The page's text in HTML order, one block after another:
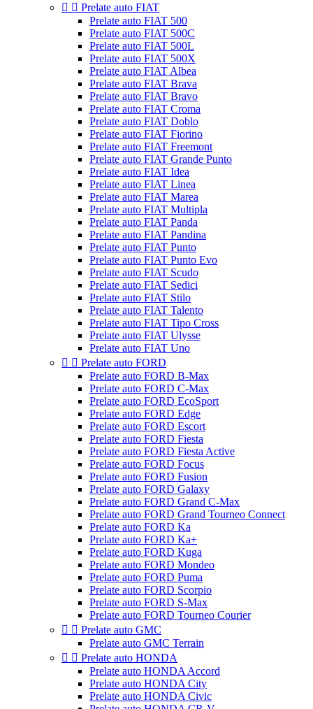
  Prelate auto FIAT
Prelate auto FIAT 500
Prelate auto FIAT 500C
Prelate auto FIAT 500L
Prelate auto FIAT 500X
Prelate auto FIAT Albea
Prelate auto FIAT Brava
Prelate auto FIAT Bravo
Prelate auto FIAT Croma
Prelate auto FIAT Doblo
Prelate auto FIAT Fiorino
Prelate auto FIAT Freemont
Prelate auto FIAT Grande Punto
Prelate auto FIAT Idea
Prelate auto FIAT Linea
Prelate auto FIAT Marea
Prelate auto FIAT Multipla
Prelate auto FIAT Panda
Prelate auto FIAT Pandina
Prelate auto FIAT Punto
Prelate auto FIAT Punto Evo
Prelate auto FIAT Scudo
Prelate auto FIAT Sedici
Prelate auto FIAT Stilo
Prelate auto FIAT Talento
Prelate auto FIAT Tipo Cross
Prelate auto FIAT Ulysse
Prelate auto FIAT Uno
  Prelate auto FORD
Prelate auto FORD B-Max
Prelate auto FORD C-Max
Prelate auto FORD EcoSport
Prelate auto FORD Edge
Prelate auto FORD Escort
Prelate auto FORD Fiesta
Prelate auto FORD Fiesta Active
Prelate auto FORD Focus
Prelate auto FORD Fusion
Prelate auto FORD Galaxy
Prelate auto FORD Grand C-Max
Prelate auto FORD Grand Tourneo Connect
Prelate auto FORD Ka
Prelate auto FORD Ka+
Prelate auto FORD Kuga
Prelate auto FORD Mondeo
Prelate auto FORD Puma
Prelate auto FORD Scorpio
Prelate auto FORD S-Max
Prelate auto FORD Tourneo Courier
  Prelate auto GMC
Prelate auto GMC Terrain
  Prelate auto HONDA
Prelate auto HONDA Accord
Prelate auto HONDA City
Prelate auto HONDA Civic